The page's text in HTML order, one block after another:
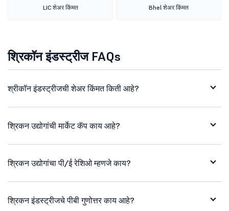
LIC शेअर किंमत Bhel शेअर किंमत
श्रिकॉन इंडस्ट्रीज FAQs
श्रीकॉन इंडस्ट्रीजची शेअर किंमत किती आहे?
श्रिकन उद्योगांची मार्केट कॅप काय आहे?
श्रिकन उद्योगांचा पी/ई रेशिओ म्हणजे काय?
श्रिकन इंडस्ट्रीजचे पीबी गुणोत्तर काय आहे?